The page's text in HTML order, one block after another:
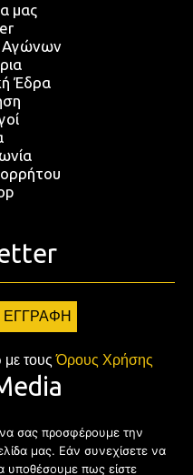
μας
Αγώνων
Έδρα
με τουςΌρους Χρήσης
Instagram
σας προσφέρουμε την
μας. Εάν συνεχίσετε να
υποθέσουμε πως είστε